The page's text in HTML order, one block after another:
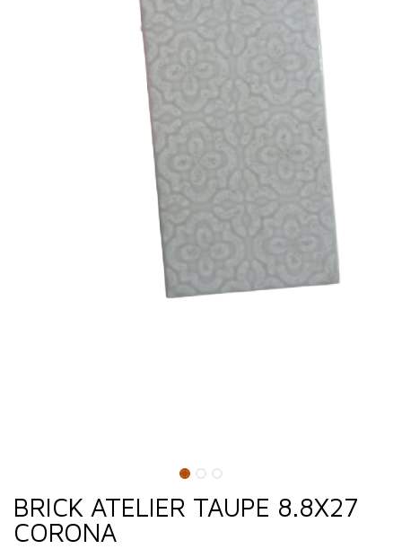
BRICK ATELIER TAUPE 8.8X27
CORONA